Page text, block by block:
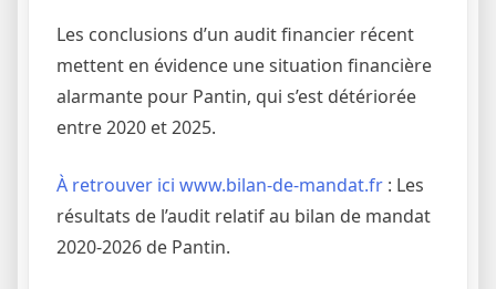
Les conclusions d’un audit financier récent
mettent en évidence une situation financière
alarmante pour Pantin, qui s’est détériorée
entre 2020 et 2025.
À retrouver ici www.bilan-de-mandat.fr : Les
résultats de l’audit relatif au bilan de mandat
2020-2026 de Pantin.